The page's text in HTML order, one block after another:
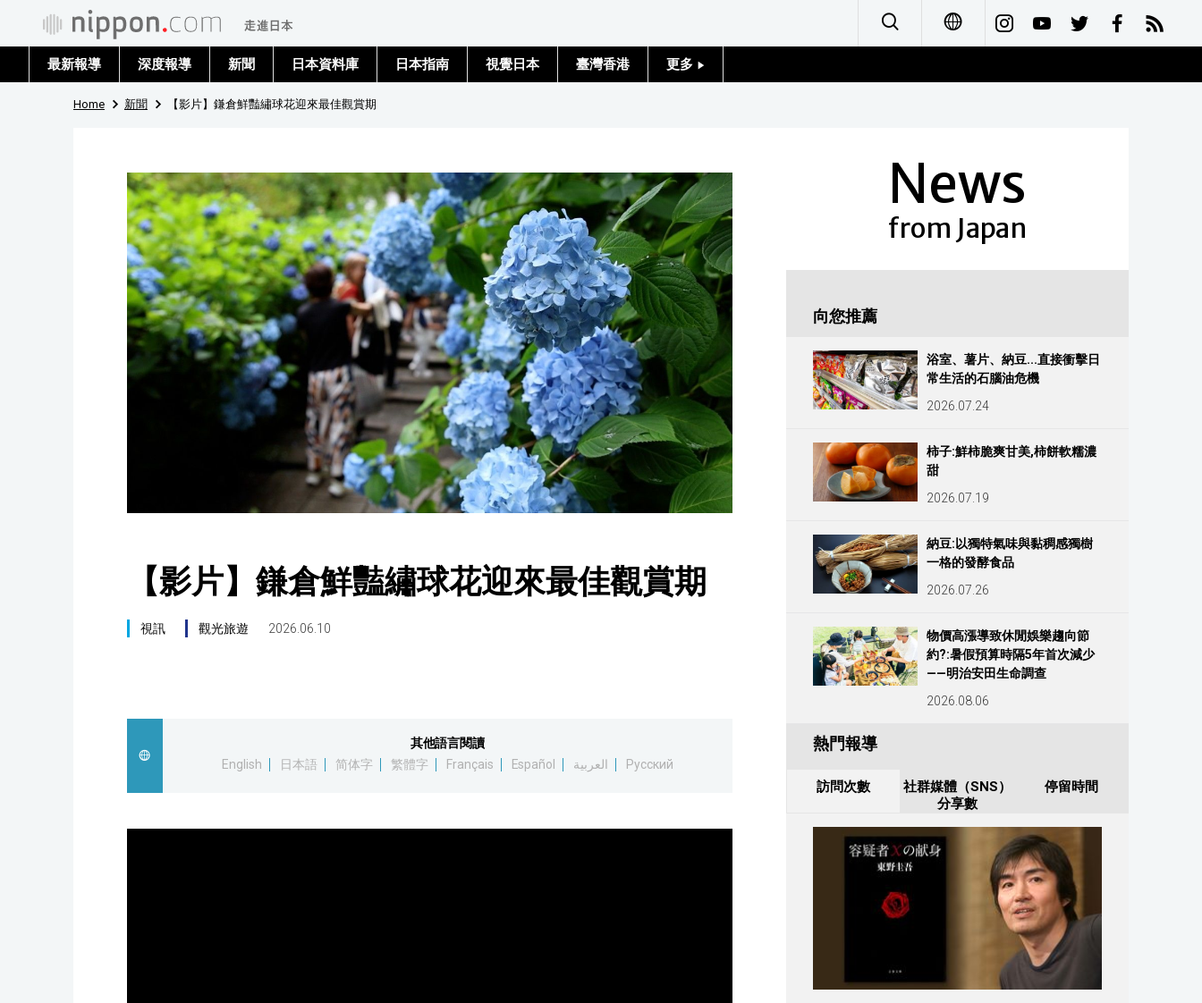
Français
最新報導 深度報導 新聞 日本資料庫 日本指南 視覺日本 臺灣香港 更多
政治外交
社會
財經
文化
科學技術
生活
運動
東京
Home 新聞 【影片】鎌倉鮮豔繡球花迎來最佳觀賞期
【影片】鎌倉鮮豔繡球花迎來最佳觀賞期
視訊 觀光旅遊 2026.06.10
其他語言閱讀
English
日本語 简体字 繁體字 Français Español العربية Русский
News
from Japan
向您推薦
浴室、薯片、納豆...直接衝擊日
常生活的石腦油危機
2026.07.24
柿子:鮮柿脆爽甘美,柿餅軟糯濃
甜
2026.07.19
納豆:以獨特氣味與黏稠感獨樹
一格的發酵食品
2026.07.26
物價高漲導致休閒娛樂趨向節
約?:暑假預算時隔5年首次減少
——明治安田生命調查
2026.08.06
熱門報導
訪問次數
社群媒體（SNS）
分享數
停留時間